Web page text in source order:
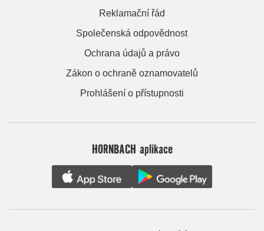
Reklamační řád
Společenská odpovědnost
Ochrana údajů a právo
Zákon o ochraně oznamovatelů
Prohlášení o přístupnosti
HORNBACH aplikace